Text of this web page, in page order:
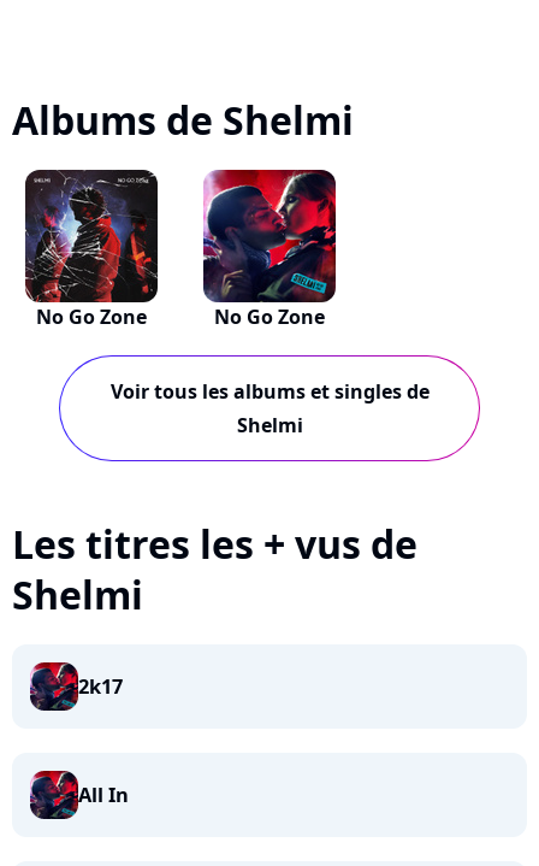
Albums de Shelmi
No Go Zone No Go Zone
Voir tous les albums et singles de
Shelmi
Les titres les + vus de
Shelmi
2k17
All In